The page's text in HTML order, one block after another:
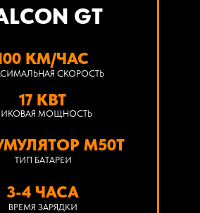
GT
КМ/ЧАС
СКОРОСТЬ
17 КВТ
МОЩНОСТЬ
M50T
ТИП БАТАРЕИ
3-4 ЧАСА
ВРЕМЯ ЗАРЯДКИ